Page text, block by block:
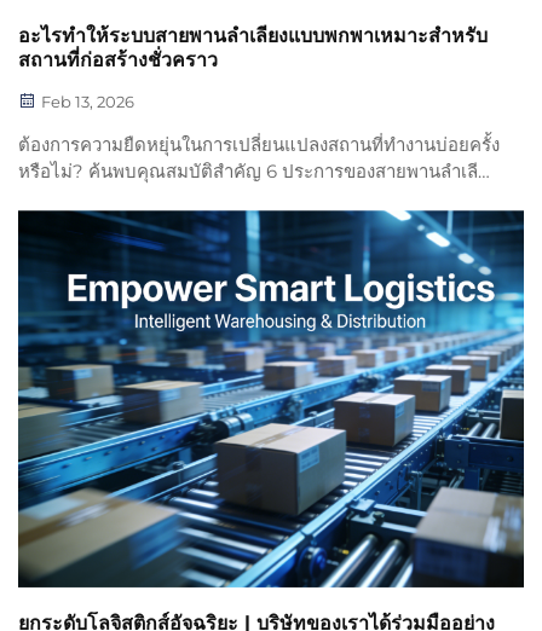
อะไรทำให้ระบบสายพานลำเลียงแบบพกพาเหมาะสำหรับ
สถานที่ก่อสร้างชั่วคราว
Feb 13, 2026
ต้องการความยืดหยุ่นในการเปลี่ยนแปลงสถานที่ทำงานบ่อยครั้ง
หรือไม่? ค้นพบคุณสมบัติสำคัญ 6 ประการของสายพานลำเลียง
ตั้งอย่างรวดเร็ว ความทนทาน ความหลากหลายในการใช้งาน
ความปลอดภัย และความสะดวกในการบำรุงรักษา ปรับปรุง
ตารางเวลาการก่อสร้างของคุณให้มีประสิทธิภาพสูงสุดตั้งแต่วัน
ยกระดับโลจิสติกส์อัจฉริยะ | บริษัทของเราได้ร่วมมืออย่าง